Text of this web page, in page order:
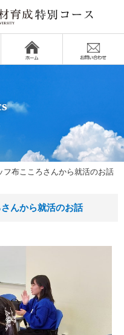
フ布こころさんから就活のお話
んから就活のお話